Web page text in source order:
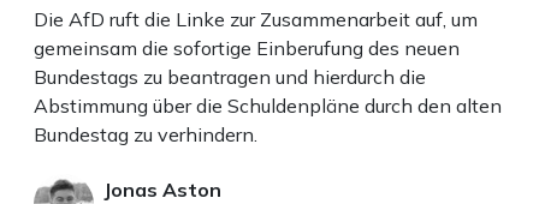
Die AfD ruft die Linke zur Zusammenarbeit auf, um
gemeinsam die sofortige Einberufung des neuen
Bundestags zu beantragen und hierdurch die
Abstimmung über die Schuldenpläne durch den alten
Bundestag zu verhindern.
Jonas Aston